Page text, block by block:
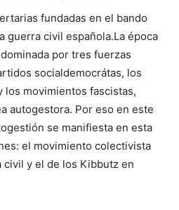
fundadas en el bando
guerra civil española.La época
por tres fuerzas
socialdemocrátas, los
los movimientos fascistas,
autogestora. Por eso en este
se manifiesta en esta
el movimiento colectivista
civil y el de los Kibbutz en